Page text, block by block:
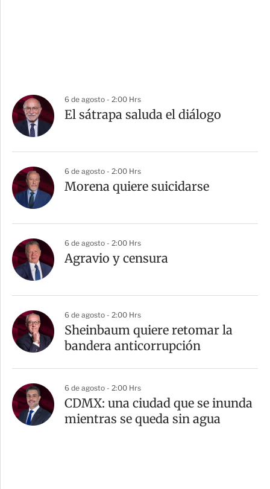
6 de agosto - 2:00 Hrs
El sátrapa saluda el diálogo
6 de agosto - 2:00 Hrs
Morena quiere suicidarse
6 de agosto - 2:00 Hrs
Agravio y censura
6 de agosto - 2:00 Hrs
Sheinbaum quiere retomar la
bandera anticorrupción
6 de agosto - 2:00 Hrs
CDMX: una ciudad que se inunda
mientras se queda sin agua